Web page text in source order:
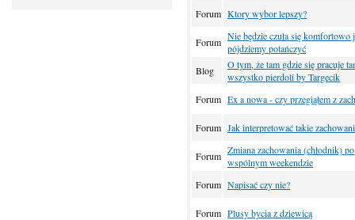
Forum Ktory wybor lepszy?
Forum Nie będzie czuła się komfortowo
pójdziemy potańczyć
Blog
O tym, że tam gdzie się pracuje
wszystko pierdoli by Targecik
Forum Ex a nowa - czy przegiąłem z
Forum Jak interpretować takie
Forum Zmiana zachowania (chłodnik) po
wspólnym weekendzie
Forum Napisać czy nie?
Forum Plusy bycia z dziewicą